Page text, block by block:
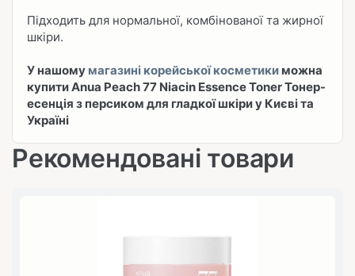
Підходить для нормальної, комбінованої та жирної
шкіри.
У нашому магазині корейської косметики можна
купити Anua Peach 77 Niacin Essence Toner Тонер-
есенція з персиком для гладкої шкіри у Києві та
Україні
Рекомендовані товари